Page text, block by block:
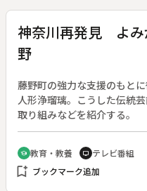
神奈川再発見 よみ
野
藤野町の強力な支援のもと
人形浄瑠璃。こうした伝統
取り組みなどを紹介する。
school 教育・教養 tv テレビ番組
bookmark_add ブックマーク追加